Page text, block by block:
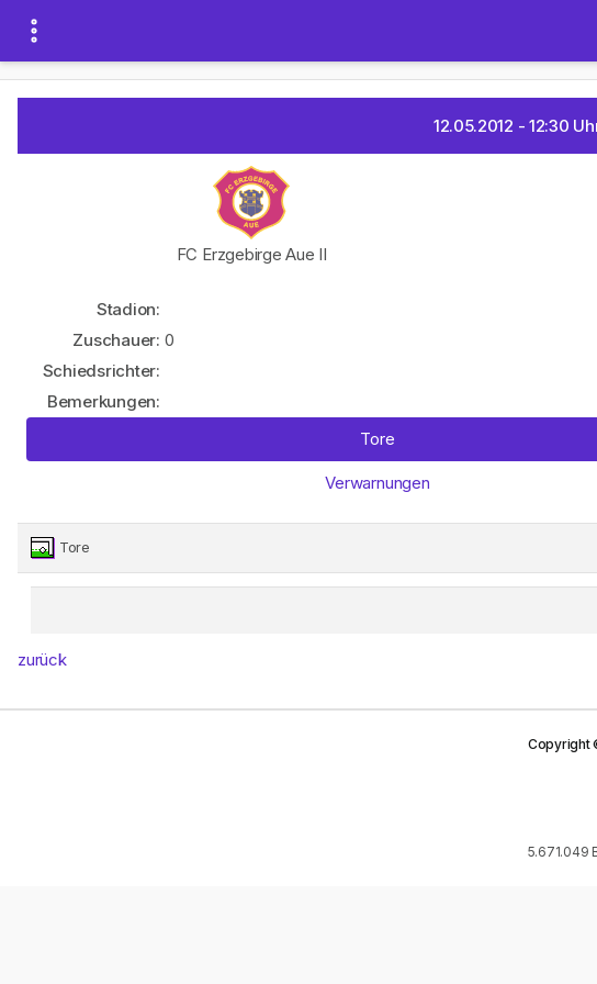
12.05.2012 - 12:30
FC Erzgebirge Aue II
Stadion:
Zuschauer: 0
Schiedsrichter:
Bemerkungen:
Tore
Verwarnungen
Tore
zurück
Copyright
5.671.049